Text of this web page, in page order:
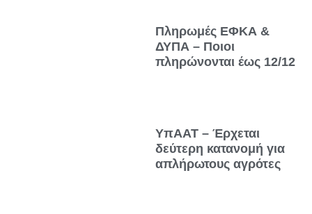
Πληρωμές ΕΦΚΑ &
ΔΥΠΑ – Ποιοι
πληρώνονται έως 12/12
ΥπΑΑΤ – Έρχεται
δεύτερη κατανομή για
απλήρωτους αγρότες